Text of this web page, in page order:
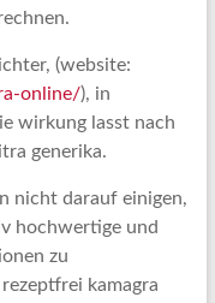
(website:
online/), in
wirkung lasst nach
generika.
nicht darauf einigen,
hochwertige und
zu
kamagra